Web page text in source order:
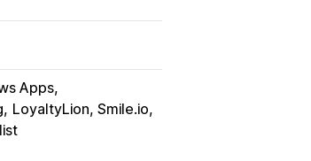
Apps
LoyaltyLion, Smile.io